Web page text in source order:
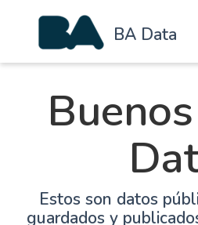
BA Data
Estos son datos
guardados y